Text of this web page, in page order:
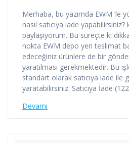
Merhaba, bu yazımda EWM ‘le
nasıl satıcıya iade
paylaşıyorum. Bu süreçte ki
nokta EWM depo yeri teslimat
edeceğiniz ürünlere de bir
yaratılması gerekmektedir. Bu
standart olarak satıcıya iade ile
yaratabilirsiniz. Satıcıya İade
Devamı